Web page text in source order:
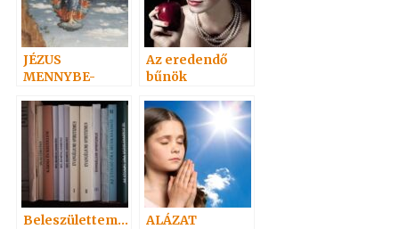
JÉZUS
MENNYBE-
Az eredendő
bűnök
Beleszülettem… ALÁZAT